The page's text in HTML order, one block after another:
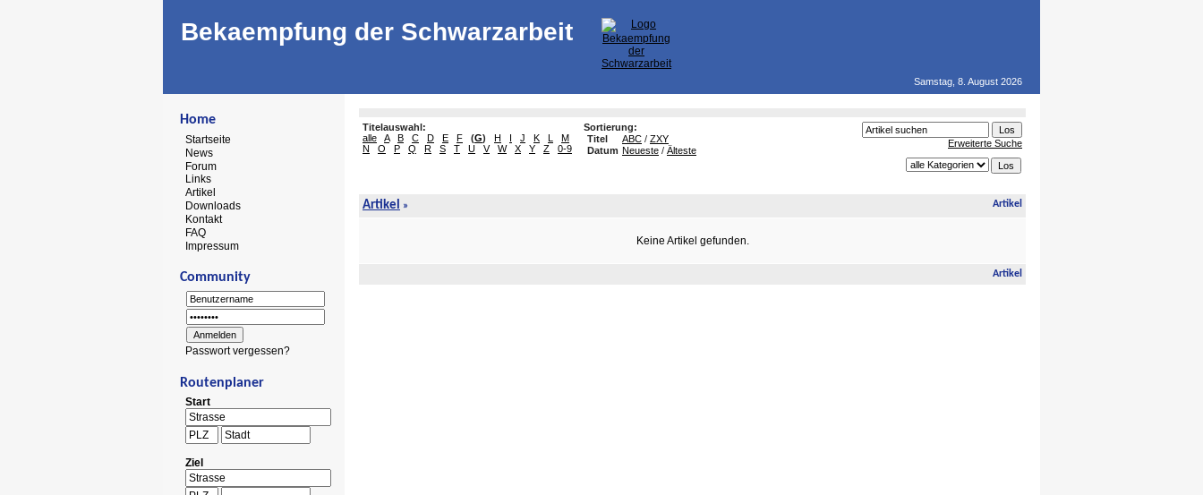
Bekaempfung der Schwarzarbeit
Samstag, 8. August 2026
Home
Startseite
News
Forum
Links
Artikel
Downloads
Kontakt
FAQ
Impressum
Community
Passwort vergessen?
Routenplaner
Start
Ziel
Titelauswahl:
alle
A B C D E F (G) H I J K L
M
N
O P Q R S T U V W X Y Z 0-9
Sortierung:
Titel
ABC / ZXY
Datum Neueste / Älteste
Erweiterte Suche
Artikel » Artikel
Keine Artikel gefunden.
Artikel